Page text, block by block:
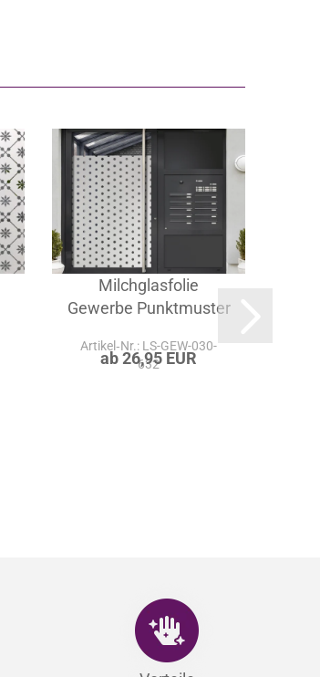
Milchglasfolie
Gewerbe Punktmuster
Artikel‑Nr.: LS-GEW-030-
632
ab 26,95 EUR